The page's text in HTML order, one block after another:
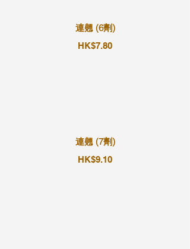
連翹 (6劑)
HK$7.80
連翹 (7劑)
HK$9.10